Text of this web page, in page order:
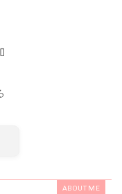
ABOUT ME